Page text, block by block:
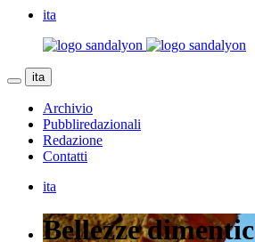
ita
ita
Archivio
Pubbliredazionali
Redazione
Contatti
ita
Bellezze